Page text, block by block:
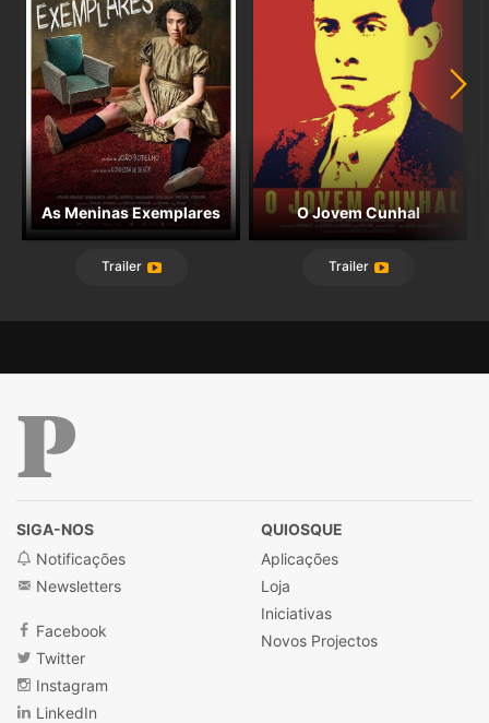
As Meninas Exemplares
Trailer
O Jovem Cunhal
Trailer
SIGA-NOS
Notificações
Newsletters
Facebook
Twitter
Instagram
LinkedIn
QUIOSQUE
Aplicações
Loja
Iniciativas
Novos Projectos